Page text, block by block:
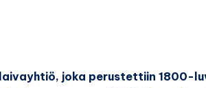
joka perustettiin 1800-